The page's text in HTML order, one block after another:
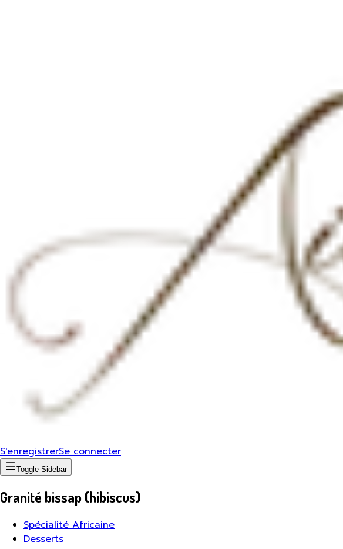
S'enregistrerSe connecter
Toggle Sidebar
Granité bissap (hibiscus)
Spécialité Africaine
Desserts